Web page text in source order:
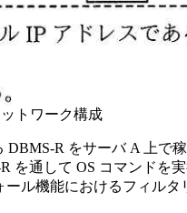
トワーク構成
R をサーバ A 上で
通して OS コマンドを
ル機能におけるフィル